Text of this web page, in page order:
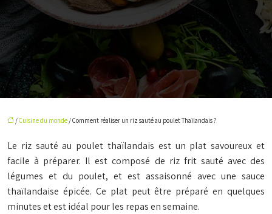
/Cuisine du monde / Comment réaliser un riz sauté au poulet Thaïlandais ?
Le riz sauté au poulet thaïlandais est un plat savoureux et
facile à préparer. Il est composé de riz frit sauté avec des
légumes et du poulet, et est assaisonné avec une sauce
thaïlandaise épicée. Ce plat peut être préparé en quelques
minutes et est idéal pour les repas en semaine.